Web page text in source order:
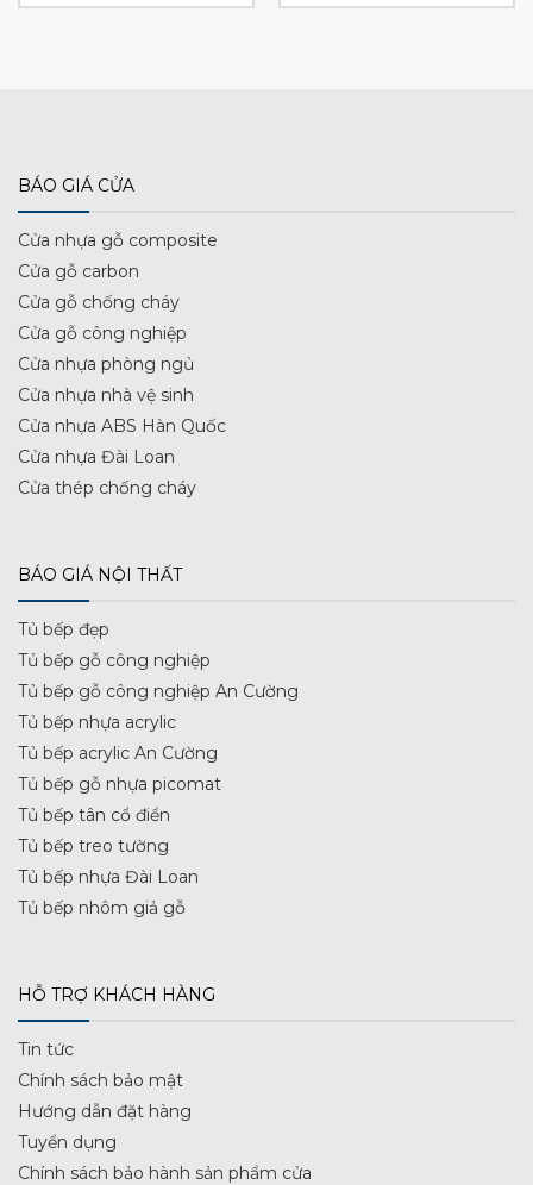
BÁO GIÁ CỬA
Cửa nhựa gỗ composite
Cửa gỗ carbon
Cửa gỗ chống cháy
Cửa gỗ công nghiệp
Cửa nhựa phòng ngủ
Cửa nhựa nhà vệ sinh
Cửa nhựa ABS Hàn Quốc
Cửa nhựa Đài Loan
Cửa thép chống cháy
BÁO GIÁ NỘI THẤT
Tủ bếp đẹp
Tủ bếp gỗ công nghiệp
Tủ bếp gỗ công nghiệp An Cường
Tủ bếp nhựa acrylic
Tủ bếp acrylic An Cường
Tủ bếp gỗ nhựa picomat
Tủ bếp tân cổ điển
Tủ bếp treo tường
Tủ bếp nhựa Đài Loan
Tủ bếp nhôm giả gỗ
HỖ TRỢ KHÁCH HÀNG
Tin tức
Chính sách bảo mật
Hướng dẫn đặt hàng
Tuyển dụng
Chính sách bảo hành sản phẩm cửa